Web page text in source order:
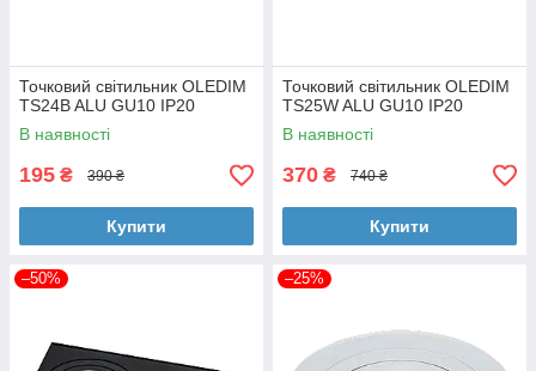
Точковий світильник OLEDIM
TS24B ALU GU10 IP20
В наявності
195 ₴ 390 ₴
Купити
Точковий світильник OLEDIM
TS25W ALU GU10 IP20
В наявності
370 ₴ 740 ₴
Купити
–50% –25%